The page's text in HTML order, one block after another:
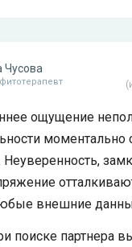
Чусова
ощущение
моментально
внешние
поиске партнера